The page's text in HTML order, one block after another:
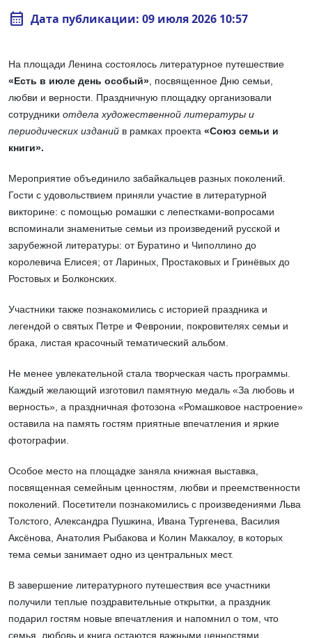
calendar_month Дата публикации: 09 июля 2026 10:57
На площади Ленина состоялось литературное путешествие
«Есть в июле день особый» , посвященное Дню семьи,
любви и верности. Праздничную площадку организовали
сотрудники отдела художественной литературы и
периодических изданий в рамках проекта «Союз семьи и
книги».
Мероприятие объединило забайкальцев разных поколений.
Гости с удовольствием приняли участие в литературной
викторине: с помощью ромашки с лепестками-вопросами
вспоминали знаменитые семьи из произведений русской и
зарубежной литературы: от Буратино и Чиполлино до
королевича Елисея; от Лариных, Простаковых и Гринёвых до
Ростовых и Болконских.
Участники также познакомились с историей праздника и
легендой о святых Петре и Февронии, покровителях семьи и
брака, листая красочный тематический альбом.
Не менее увлекательной стала творческая часть программы.
Каждый желающий изготовил памятную медаль «За любовь и
верность», а праздничная фотозона «Ромашковое настроение»
оставила на память гостям приятные впечатления и яркие
фотографии.
Особое место на площадке заняла книжная выставка,
посвященная семейным ценностям, любви и преемственности
поколений. Посетители познакомились с произведениями Льва
Толстого, Александра Пушкина, Ивана Тургенева, Василия
Аксёнова, Анатолия Рыбакова и Колин Маккалоу, в которых
тема семьи занимает одно из центральных мест.
В завершение литературного путешествия все участники
получили теплые поздравительные открытки, а праздник
подарил гостям новые впечатления и напомнил о том, что
семья, любовь и книга остаются важными ценностями,